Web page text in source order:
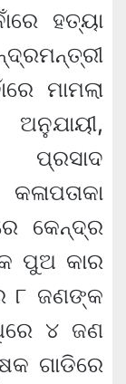
ହତ୍ୟା
ମାମଲା
ପ୍ରସାଦ
କେନ୍ଦ୍ର
ପୁଅ କାର
୮ ଜଣଙ୍କ
୪ ଜଣ
ଗାଡିରେ